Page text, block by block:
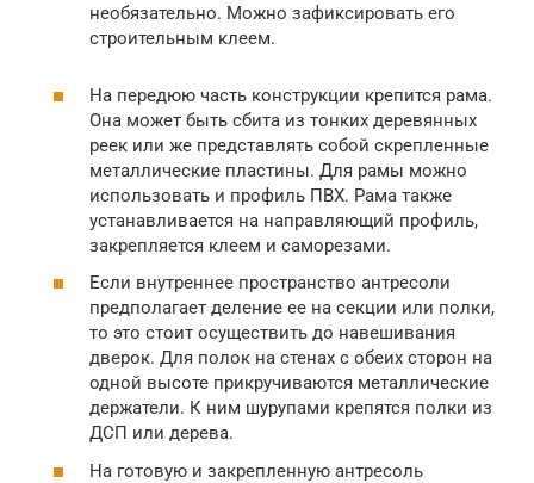
необязательно. Можно зафиксировать его
строительным клеем.
На передюю часть конструкции крепится рама.
Она может быть сбита из тонких деревянных
реек или же представлять собой скрепленные
металлические пластины. Для рамы можно
использовать и профиль ПВХ. Рама также
устанавливается на направляющий профиль,
закрепляется клеем и саморезами.
Если внутреннее пространство антресоли
предполагает деление ее на секции или полки,
то это стоит осуществить до навешивания
дверок. Для полок на стенах с обеих сторон на
одной высоте прикручиваются металлические
держатели. К ним шурупами крепятся полки из
ДСП или дерева.
На готовую и закрепленную антресоль